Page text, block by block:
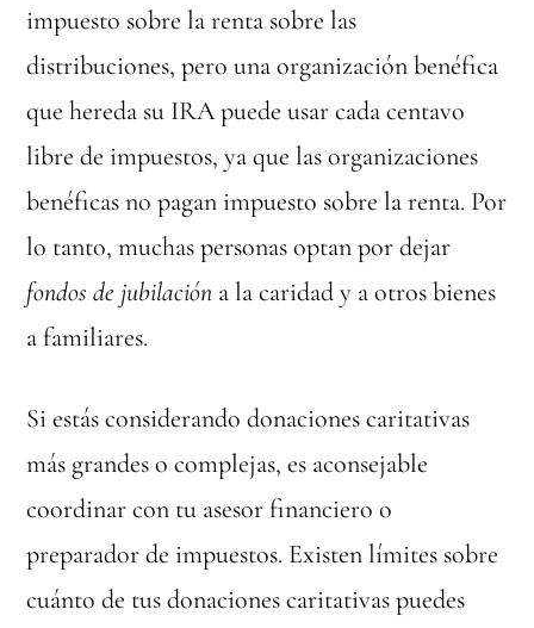
impuesto sobre la renta sobre las
distribuciones, pero una organización benéfica
que hereda su IRA puede usar cada centavo
libre de impuestos, ya que las organizaciones
benéficas no pagan impuesto sobre la renta. Por
lo tanto, muchas personas optan por dejar
fondos de jubilación a la caridad y a otros bienes
a familiares.
Si estás considerando donaciones caritativas
más grandes o complejas, es aconsejable
coordinar con tu asesor financiero o
preparador de impuestos. Existen límites sobre
cuánto de tus donaciones caritativas puedes